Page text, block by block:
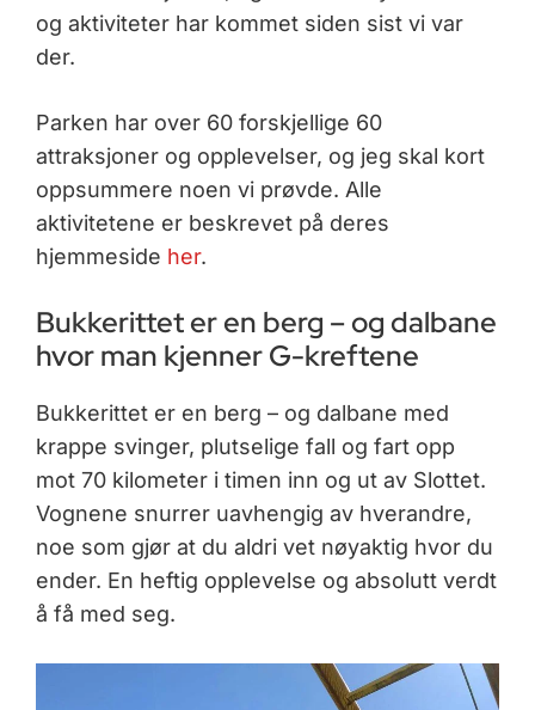
og aktiviteter har kommet siden sist vi var
der.
Parken har over 60 forskjellige 60
attraksjoner og opplevelser, og jeg skal kort
oppsummere noen vi prøvde. Alle
aktivitetene er beskrevet på deres
hjemmeside her.
Bukkerittet er en berg – og dalbane
hvor man kjenner G-kreftene
Bukkerittet er en berg – og dalbane med
krappe svinger, plutselige fall og fart opp
mot 70 kilometer i timen inn og ut av Slottet.
Vognene snurrer uavhengig av hverandre,
noe som gjør at du aldri vet nøyaktig hvor du
ender. En heftig opplevelse og absolutt verdt
å få med seg.